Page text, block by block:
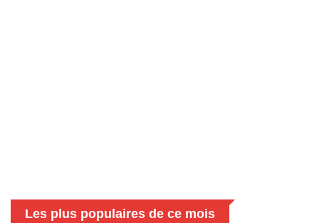
Les plus populaires de ce mois